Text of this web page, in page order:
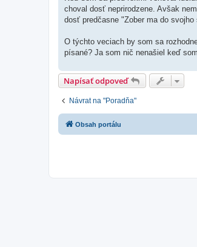
choval dosť neprirodzene. Avšak
dosť predčasne "Zober ma do
O týchto veciach by som sa
písané? Ja som nič nenašiel keď
Napísať odpoveď
Návrat na "Poradňa"
Obsah portálu